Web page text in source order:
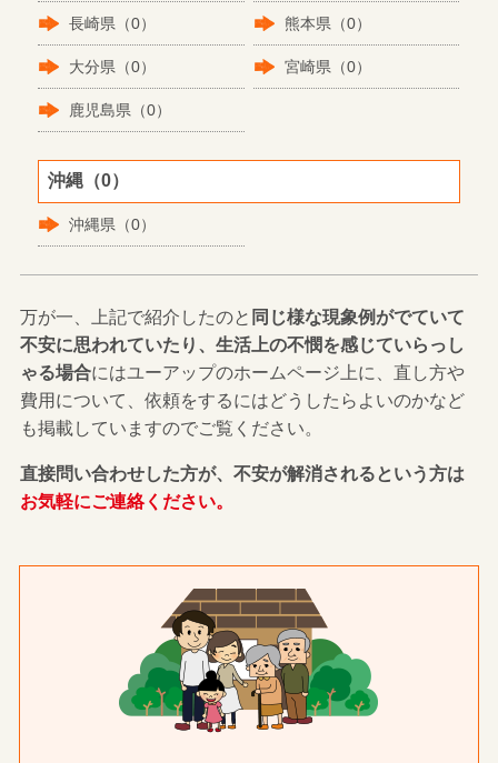
長崎県（0） 熊本県（0）
大分県（0） 宮崎県（0）
鹿児島県（0）
沖縄（0）
沖縄県（0）
万が一、上記で紹介したのと 同じ様な現象例がでていて
不安に思われていたり、生活上の不憫を感じていらっし
ゃる場合にはユーアップのホームページ上に、直し方や
費用について、依頼をするにはどうしたらよいのかなど
も掲載していますのでご覧ください。
直接問い合わせした方が、不安が解消されるという方は
お気軽にご連絡ください。